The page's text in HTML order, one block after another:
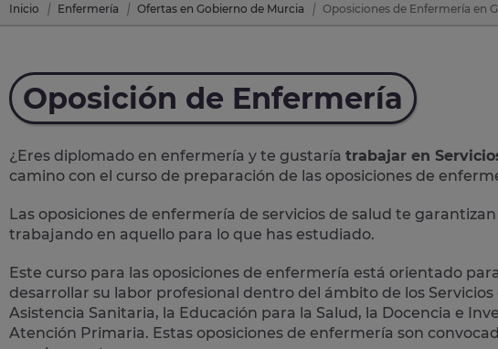
Inicio Enfermería Ofertas en Gobierno de Murcia Oposiciones de Enfermería en
Oposición de Enfermería
¿Eres diplomado en enfermería y te gustaría trabajar en
camino con el curso de preparación de las oposiciones de
Las oposiciones de enfermería de servicios de salud te
trabajando en aquello para lo que has estudiado.
Este curso para las oposiciones de enfermería está orientado
desarrollar su labor profesional dentro del ámbito de los
Asistencia Sanitaria, la Educación para la Salud, la Docencia e
Atención Primaria. Estas oposiciones de enfermería son